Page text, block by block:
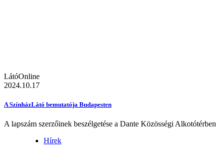
LátóOnline
2024.10.17
A SzínházLátó bemutatója Budapesten
A lapszám szerzőinek beszélgetése a Dante Közösségi Alkotótérben
Hírek